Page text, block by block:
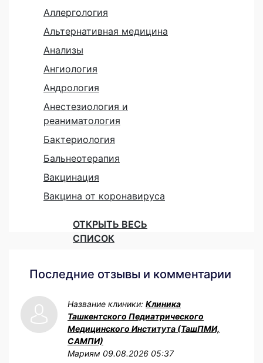
Аллергология
Альтернативная медицина
Анализы
Ангиология
Андрология
Анестезиология и
реаниматология
Бактериология
Бальнеотерапия
Вакцинация
Вакцина от коронавируса
ОТКРЫТЬ ВЕСЬ
СПИСОК
Последние отзывы и комментарии
Название клиники: Клиника
Ташкентского Педиатрического
Медицинского Института (ТашПМИ,
САМПИ)
Мариям 09.08.2026 05:37